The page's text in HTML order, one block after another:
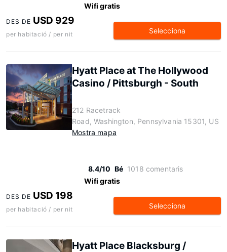
Wifi gratis
DES DE USD 929
per habitació / per nit Selecciona
Hyatt Place at The Hollywood
Casino / Pittsburgh - South
212 Racetrack
Road, Washington, Pennsylvania 15301, US
Mostra mapa
8.4/10 Bé 1018 comentaris
Wifi gratis
DES DE USD 198
per habitació / per nit Selecciona
Hyatt Place Blacksburg /